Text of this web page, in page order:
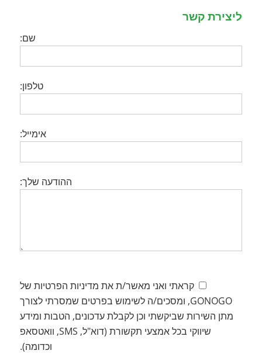
ליצירת קשר
שם:
טלפון:
אימייל:
ההודעה שלך:
קראתי ואני מאשר/ת את מדיניות הפרטיות של
GONOGO, ומסכים/ה לשימוש בפרטים שמסרתי לצורך
מתן השירות שביקשתי וכן לקבלת עדכונים, הטבות ומידע
שיווקי בכל אמצעי תקשורת (דוא"ל, SMS, וואטסאפ
וכדומה).